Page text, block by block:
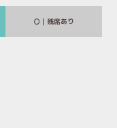
｜残席あり